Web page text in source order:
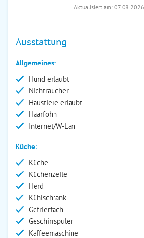
Aktualisiert am: 07.08.2026
Ausstattung
Allgemeines:
Hund erlaubt
Nichtraucher
Haustiere erlaubt
Haarföhn
Internet/W-Lan
Küche:
Küche
Küchenzeile
Herd
Kühlschrank
Gefrierfach
Geschirrspüler
Kaffeemaschine